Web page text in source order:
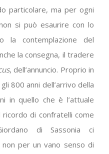
particolare, ma per ogni
si può esaurire con lo
la contemplazione del
la consegna, il tradere
, dell’annuncio. Proprio in
800 anni dell’arrivo della
in quello che è l’attuale
ricordo di confratelli come
di Sassonia ci
per un vano senso di